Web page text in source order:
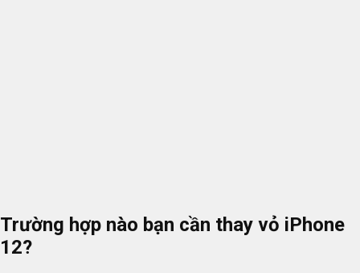
Trường hợp nào bạn cần thay vỏ iPhone
12?